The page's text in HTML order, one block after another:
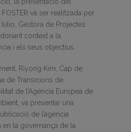
la presentació del
va ser realitzada per
Iulio, Gestora de Projectes
donant context a la
i els seus objectius.
Riyong Kim, Cap de
de Transicions de
de l’Agència Europea de
va presentar una
de l’agència
en la governança de la